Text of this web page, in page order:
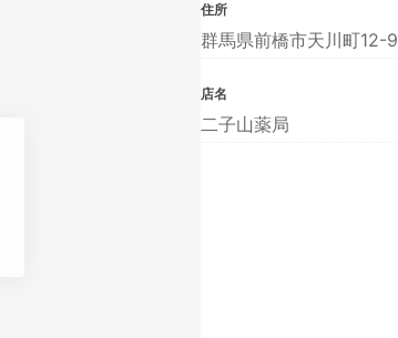
住所
群馬県前橋市天川町12-9
店名
二子山薬局